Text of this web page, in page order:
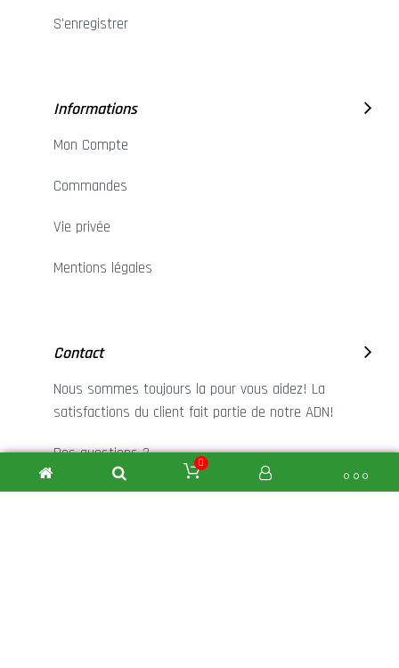
S'enregistrer
Informations
Mon Compte
Commandes
Vie privée
Mentions légales
Contact
Nous sommes toujours la pour vous aidez! La
satisfactions du client fait partie de notre ADN!
Des questions ?
+32 (0)68 45 53 31
0